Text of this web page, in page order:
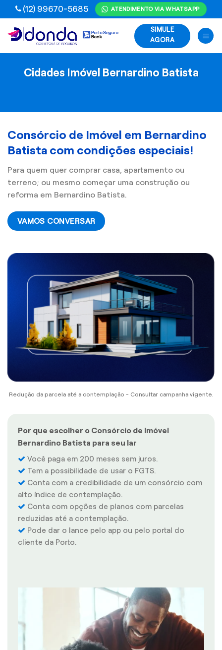
Skip
to
content
(12) 99670-5685 ATENDIMENTO VIA WHATSAPP
SIMULE
AGORA
Cidades Imóvel Bernardino Batista
Consórcio de Imóvel em Bernardino
Batista com condições especiais!
Para quem quer comprar casa, apartamento ou
terreno; ou mesmo começar uma construção ou
reforma em Bernardino Batista.
VAMOS CONVERSAR
Redução da parcela até a contemplação - Consultar campanha vigente.
Por que escolher o Consórcio de Imóvel
Bernardino Batista para seu lar
Você paga em 200 meses sem juros.
Tem a possibilidade de usar o FGTS.
Conta com a credibilidade de um consórcio com
alto índice de contemplação.
Conta com opções de planos com parcelas
reduzidas até a contemplação.
Pode dar o lance pelo app ou pelo portal do
cliente da Porto.